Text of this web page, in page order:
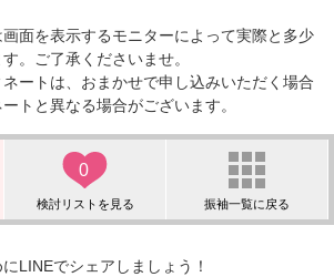
面を表示するモニターによって実際と多少
。ご了承くださいませ。
ートは、おまかせで申し込みいただく場合
トと異なる場合がございます。
0
LINEでシェアしましょう！